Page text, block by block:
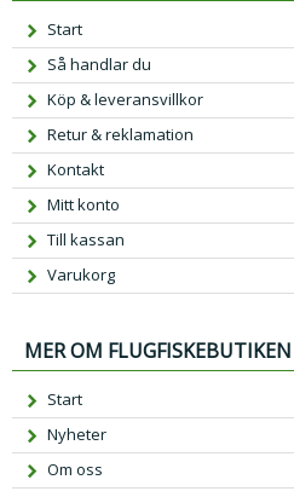
Start
Så handlar du
Köp & leveransvillkor
Retur & reklamation
Kontakt
Mitt konto
Till kassan
Varukorg
MER OM FLUGFISKEBUTIKEN
Start
Nyheter
Om oss